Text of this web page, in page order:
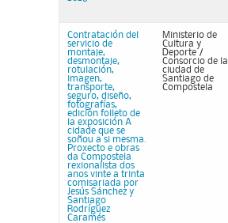
Contratación del
servicio de
montaje,
desmontaje,
rotulación,
imagen,
transporte,
seguro, diseño,
fotografías,
edición folleto de
la exposición A
cidade que se
soñou a si mesma.
Proxecto e obras
da Compostela
rexionalista dos
anos vinte a trinta
comisariada por
Jesús Sánchez y
Santiago
Rodríguez
Caramés
Ministerio de
Cultura y
Deporte /
Consorcio de la
ciudad de
Santiago de
Compostela